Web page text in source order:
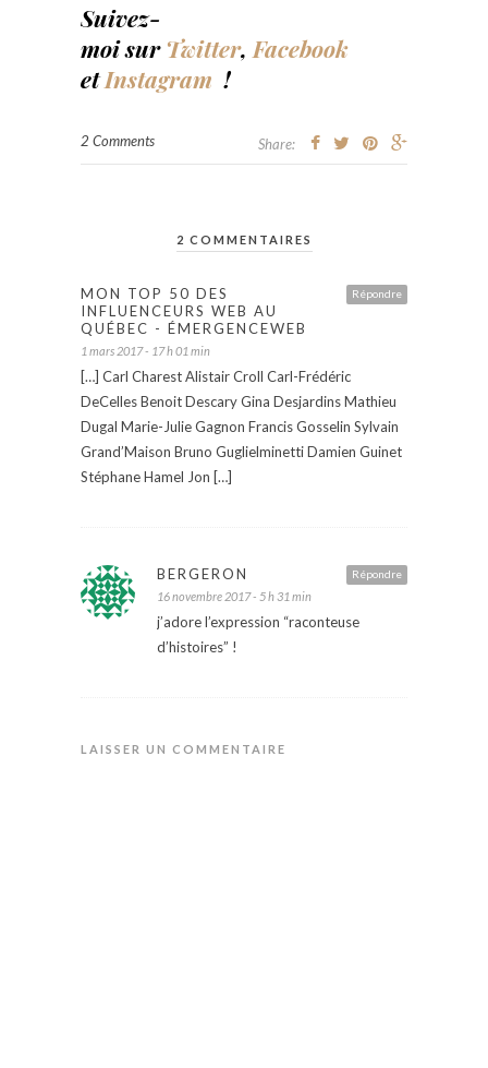
Suivez-
moi sur Twitter, Facebook
etInstagram !
2 Comments Share:
2 COMMENTAIRES
Répondre
MON TOP 50 DES
INFLUENCEURS WEB AU
QUÉBEC - ÉMERGENCEWEB
1 mars 2017 - 17 h 01 min
[…] Carl Charest Alistair Croll Carl-Frédéric
DeCelles Benoit Descary Gina Desjardins Mathieu
Dugal Marie-Julie Gagnon Francis Gosselin Sylvain
Grand’Maison Bruno Guglielminetti Damien Guinet
Stéphane Hamel Jon […]
Répondre
BERGERON
16 novembre 2017 - 5 h 31 min
j’adore l’expression “raconteuse
d’histoires” !
LAISSER UN COMMENTAIRE